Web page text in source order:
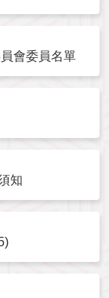
會委員名單
知